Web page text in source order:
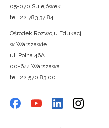
05-070 Sulejówek
tel. 22 783 37 84
Ośrodek Rozwoju Edukacji
w Warszawie
ul. Polna 46A
00-644 Warszawa
tel. 22 570 83 00